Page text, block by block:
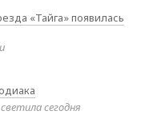
«Тайга» появилась
сегодня